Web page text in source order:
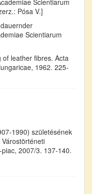
Pósa V.]
Scientiarum
leather fibres. Acta
1962. 225-
1990) születésének
2007/3. 137-140.